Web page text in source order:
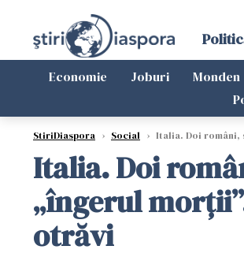
Economie Joburi Monden
StiriDiaspora › Social › Italia. Doi români,
Italia. Doi
„îngerul
otrăvi